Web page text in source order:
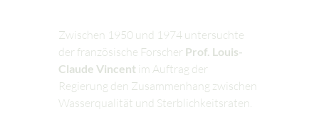
Zwischen 1950 und 1974 untersuchte
der französische Forscher Prof. Louis-
Claude Vincent im Auftrag der
Regierung den Zusammenhang zwischen
Wasserqualität und Sterblichkeitsraten.